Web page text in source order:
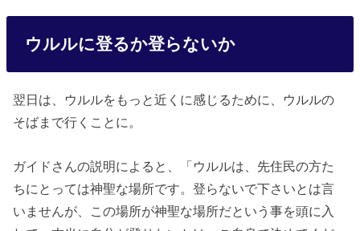
ウルルに登るか登らないか
翌日は、ウルルをもっと近くに感じるために、ウルルの
そばまで行くことに。
ガイドさんの説明によると、「ウルルは、先住民の方た
ちにとっては神聖な場所です。登らないで下さいとは言
いませんが、この場所が神聖な場所だという事を頭に入